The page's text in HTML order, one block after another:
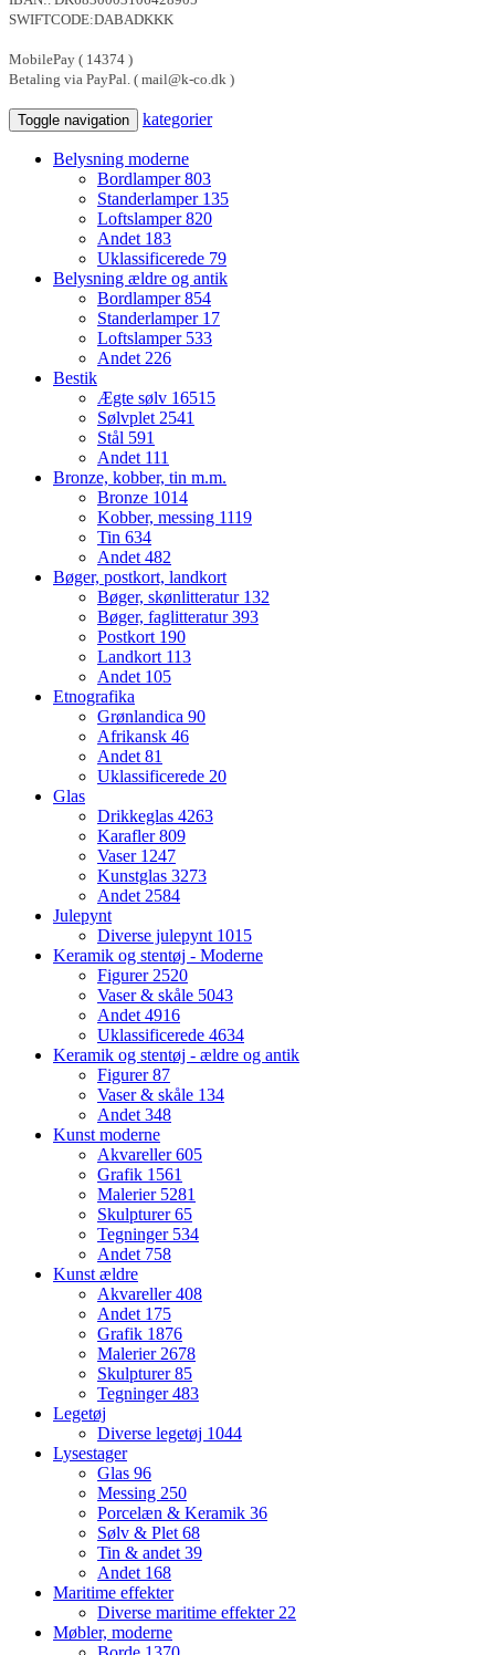
SWIFTCODE:DABADKKK
MobilePay ( 14374 )
Betaling via PayPal. ( mail@k-co.dk )
Toggle navigation kategorier
Belysning moderne
Bordlamper803
Standerlamper 135
Loftslamper820
Andet 183
Uklassificerede 79
Belysning ældre og antik
Bordlamper854
Standerlamper 17
Loftslamper 533
Andet226
Bestik
Ægte sølv 16515
Sølvplet2541
Stål 591
Andet 111
Bronze, kobber, tin m.m.
Bronze 1014
Kobber, messing 1119
Tin 634
Andet482
Bøger, postkort, landkort
Bøger, skønlitteratur 132
Bøger, faglitteratur393
Postkort 190
Landkort 113
Andet 105
Etnografika
Grønlandica 90
Afrikansk 46
Andet81
Uklassificerede 20
Glas
Drikkeglas 4263
Karafler809
Vaser 1247
Kunstglas 3273
Andet2584
Julepynt
Diverse julepynt 1015
Keramik og stentøj - Moderne
Figurer2520
Vaser & skåle 5043
Andet4916
Uklassificerede 4634
Keramik og stentøj - ældre og antik
Figurer87
Vaser & skåle 134
Andet348
Kunst moderne
Akvareller605
Grafik 1561
Malerier 5281
Skulpturer65
Tegninger 534
Andet 758
Kunst ældre
Akvareller408
Andet 175
Grafik 1876
Malerier2678
Skulpturer85
Tegninger483
Legetøj
Diverse legetøj 1044
Lysestager
Glas 96
Messing 250
Porcelæn & Keramik 36
Sølv & Plet68
Tin & andet39
Andet 168
Maritime effekter
Diverse maritime effekter22
Møbler, moderne